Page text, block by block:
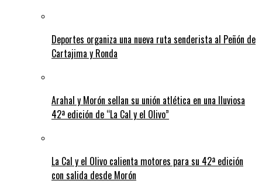
Deportes organiza una nueva ruta senderista al Peñón de
Cartajima y Ronda
Arahal y Morón sellan su unión atlética en una lluviosa
42ª edición de “La Cal y el Olivo”
La Cal y el Olivo calienta motores para su 42ª edición
con salida desde Morón